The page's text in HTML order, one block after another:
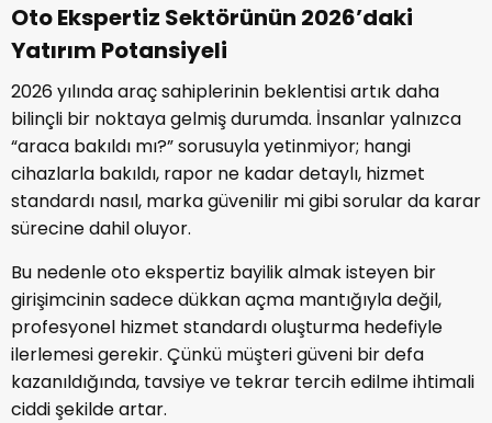
Oto Ekspertiz Sektörünün 2026’daki
Yatırım Potansiyeli
2026 yılında araç sahiplerinin beklentisi artık daha
bilinçli bir noktaya gelmiş durumda. İnsanlar yalnızca
“araca bakıldı mı?” sorusuyla yetinmiyor; hangi
cihazlarla bakıldı, rapor ne kadar detaylı, hizmet
standardı nasıl, marka güvenilir mi gibi sorular da karar
sürecine dahil oluyor.
Bu nedenle oto ekspertiz bayilik almak isteyen bir
girişimcinin sadece dükkan açma mantığıyla değil,
profesyonel hizmet standardı oluşturma hedefiyle
ilerlemesi gerekir. Çünkü müşteri güveni bir defa
kazanıldığında, tavsiye ve tekrar tercih edilme ihtimali
ciddi şekilde artar.